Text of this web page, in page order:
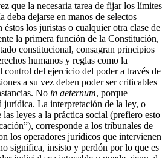
que la necesaria tarea de fijar los límites
deba dejarse en manos de selectos
éstos los juristas o cualquier otra clase de
la primera función de la Constitución,
constitucional, consagran principios
humanos y reglas como la
control del ejercicio del poder a través de
a su vez deben poder ser criticables
No in aeternum, porque
jurídica. La interpretación de la ley, o
leyes a la práctica social (prefiero esto
corresponde a los tribunales de
los operadores jurídicos que intervienen
significa, insisto y perdón por lo que es